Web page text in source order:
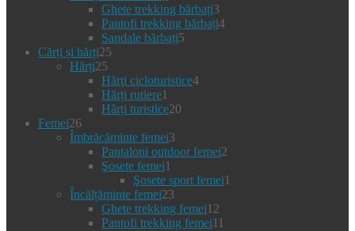
produse
Ghete trekking bărbați3
produse
Pantofi trekking bărbați44
Sandale bărbați5
Cărți și hărți25
produse
Hărți25
de
produse
Hărţi cicloturistice44
Hărți rutiere1
produs
Hărți turistice20
Femei2626
de
produse
Îmbrăcăminte femei3
produse
Pantaloni outdoor femei2
Şosete femei1
produs
Şosete sport femei1
Încălțăminte femei23
de
produse
Ghete trekking femei12
produse
Pantofi trekking femei11